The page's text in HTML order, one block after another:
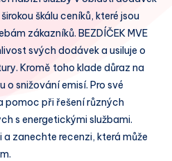
škálu ceníků, které jsou
zákazníků. BEZDÍČEK MVE
svých dodávek a usiluje o
Kromě toho klade důraz na
o snižování emisí. Pro své
pomoc při řešení různých
s energetickými službami.
zanechte recenzi, která může